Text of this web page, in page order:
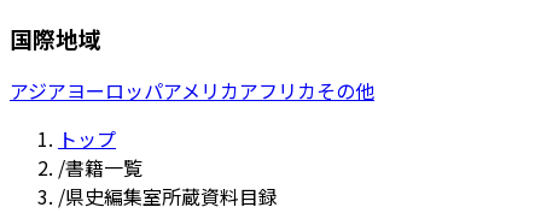
国際地域
アジアヨーロッパアメリカアフリカその他
トップ
/書籍一覧
/県史編集室所蔵資料目録